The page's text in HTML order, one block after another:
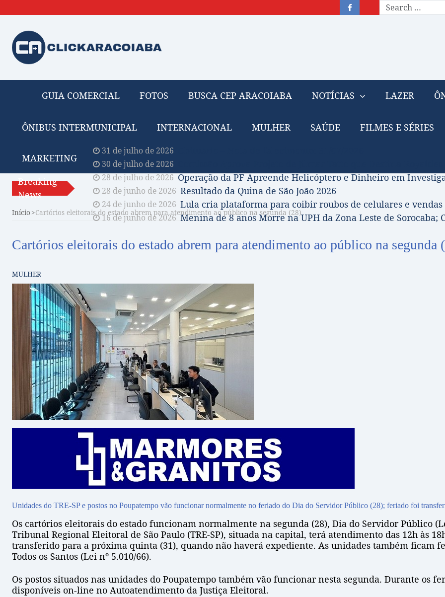
GUIA COMERCIAL FOTOS BUSCA CEP ARACOIABA NOTÍCIAS LAZER
ÔNIBUS INTERMUNICIPAL INTERNACIONAL MULHER SAÚDE FILMES E SÉRIES
MARKETING
Breaking
News
31 de julho de 2026
30 de julho de 2026
28 de julho de 2026 Operação da PF Apreende Helicóptero e Dinheiro em
28 de junho de 2026 Resultado da Quina de São João 2026
24 de junho de 2026 Lula cria plataforma para coibir roubos de celulares e
16 de junho de 2026 Menina de 8 anos Morre na UPH da Zona Leste de
Início Cartórios eleitorais do estado abrem para atendimento ao público na segunda (28)
Cartórios eleitorais do estado abrem para atendimento ao público na segunda
MULHER
Unidades do TRE-SP e postos no Poupatempo vão funcionar normalmente no feriado do Dia do Servidor Público (28); feriado foi
Os cartórios eleitorais do estado funcionam normalmente na segunda (28), Dia do Servidor Público
Tribunal Regional Eleitoral de São Paulo (TRE-SP), situada na capital, terá atendimento das 12h às
transferido para a próxima quinta (31), quando não haverá expediente. As unidades também ficam
Todos os Santos (Lei nº 5.010/66).
Os postos situados nas unidades do Poupatempo também vão funcionar nesta segunda. Durante os
disponíveis on-line no Autoatendimento da Justiça Eleitoral.